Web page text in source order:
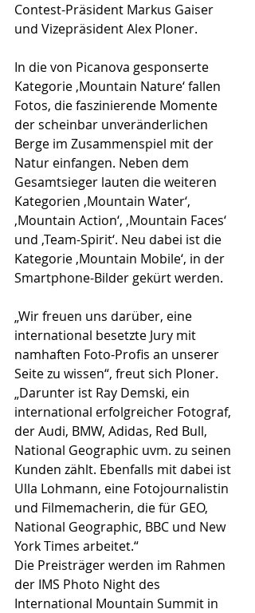
Contest-Präsident Markus Gaiser
und Vizepräsident Alex Ploner.
In die von Picanova gesponserte
Kategorie ‚Mountain Nature‘ fallen
Fotos, die faszinierende Momente
der scheinbar unveränderlichen
Berge im Zusammenspiel mit der
Natur einfangen. Neben dem
Gesamtsieger lauten die weiteren
Kategorien ‚Mountain Water‘,
‚Mountain Action‘, ‚Mountain Faces‘
und ‚Team-Spirit‘. Neu dabei ist die
Kategorie ‚Mountain Mobile‘, in der
Smartphone-Bilder gekürt werden.
„Wir freuen uns darüber, eine
international besetzte Jury mit
namhaften Foto-Profis an unserer
Seite zu wissen“, freut sich Ploner.
„Darunter ist Ray Demski, ein
international erfolgreicher Fotograf,
der Audi, BMW, Adidas, Red Bull,
National Geographic uvm. zu seinen
Kunden zählt. Ebenfalls mit dabei ist
Ulla Lohmann, eine Fotojournalistin
und Filmemacherin, die für GEO,
National Geographic, BBC und New
York Times arbeitet.“
Die Preisträger werden im Rahmen
der IMS Photo Night des
International Mountain Summit in